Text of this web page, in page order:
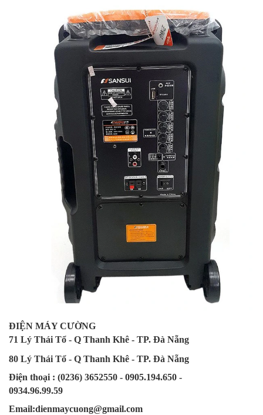
ĐIỆN MÁY CƯỜNG
71 Lý Thái Tổ - Q Thanh Khê - TP. Đà Nẵng
80 Lý Thái Tổ - Q Thanh Khê - TP. Đà Nẵng
Điện thoại : (0236) 3652550 - 0905.194.650 -
0934.96.99.59
Email:dienmaycuong@gmail.com